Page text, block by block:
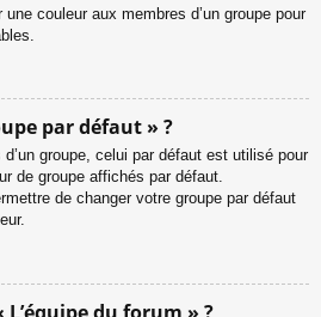
une couleur aux membres d’un groupe pour
par défaut » ?
groupe, celui par défaut est utilisé pour
de groupe affichés par défaut.
de changer votre groupe par défaut